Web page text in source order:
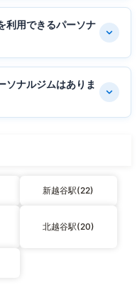
利用できるパーソナ
ソナルジムはありま
新越谷駅(22)
北越谷駅(20)